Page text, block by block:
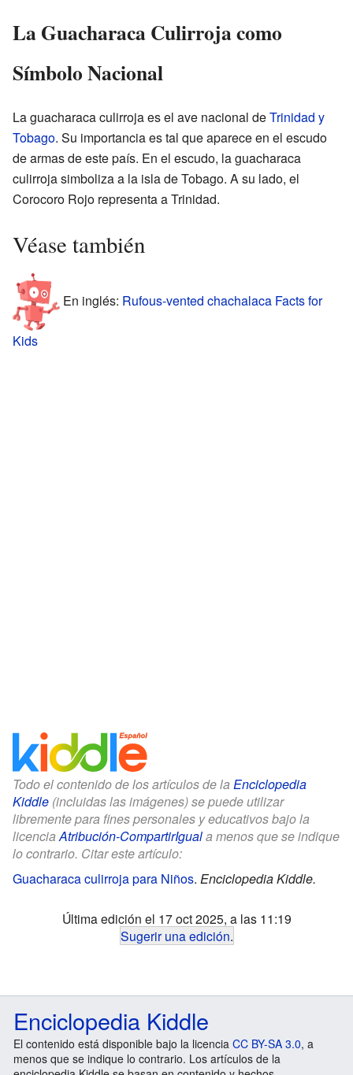
La Guacharaca Culirroja como
Símbolo Nacional
La guacharaca culirroja es el ave nacional deTrinidad y
Tobago. Su importancia es tal que aparece en el escudo
de armas de este país. En el escudo, la guacharaca
culirroja simboliza a la isla de Tobago. A su lado, el
Corocoro Rojo representa a Trinidad.
Véase también
En inglés: Rufous-vented chachalaca Facts for
Kids
Todo el contenido de los artículos de la Enciclopedia
Kiddle (incluidas las imágenes) se puede utilizar
libremente para fines personales y educativos bajo la
licenciaAtribución-CompartirIguala menos que se indique
lo contrario. Citar este artículo:
Guacharaca culirroja para Niños. Enciclopedia Kiddle.
Última edición el 17 oct 2025, a las 11:19
Sugerir una edición.
Enciclopedia Kiddle
El contenido está disponible bajo la licencia CC BY-SA 3.0, a
menos que se indique lo contrario. Los artículos de la